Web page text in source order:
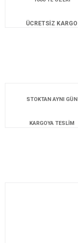
ÜCRETSİZ KARGO
STOKTAN AYNI GÜN
KARGOYA TESLİM